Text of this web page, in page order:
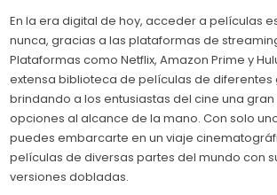
En la era digital de hoy, acceder a películas
nunca, gracias a las plataformas de
Plataformas como Netflix, Amazon Prime y
extensa biblioteca de películas de diferentes
brindando a los entusiastas del cine una
opciones al alcance de la mano. Con solo
puedes embarcarte en un viaje
películas de diversas partes del mundo con
versiones dobladas.